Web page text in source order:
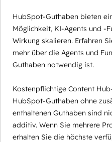
HubSpot-Guthaben bieten
Möglichkeit, KI-Agents und -
Wirkung skalieren. Erfahren
mehr über die Agents und
Guthaben notwendig ist.
Kostenpflichtige Content
HubSpot-Guthaben ohne
enthaltenen Guthaben sind
additiv. Wenn Sie mehrere
erhalten Sie die höchste